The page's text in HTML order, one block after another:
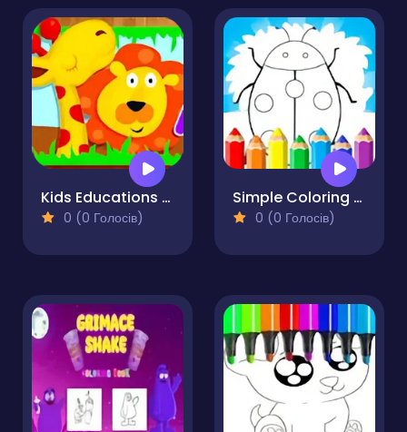
Kids Educations ABC
0 (0 Голосів)
Simple Coloring Pages For Preschoolers
0 (0 Голосів)